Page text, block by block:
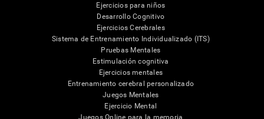
Ejercicios para niños
Desarrollo Cognitivo
Ejercicios Cerebrales
Sistema de Entrenamiento Individualizado (ITS)
Pruebas Mentales
Estimulación cognitiva
Ejercicios mentales
Entrenamiento cerebral personalizado
Juegos Mentales
Ejercicio Mental
Juegos Online para la memoria